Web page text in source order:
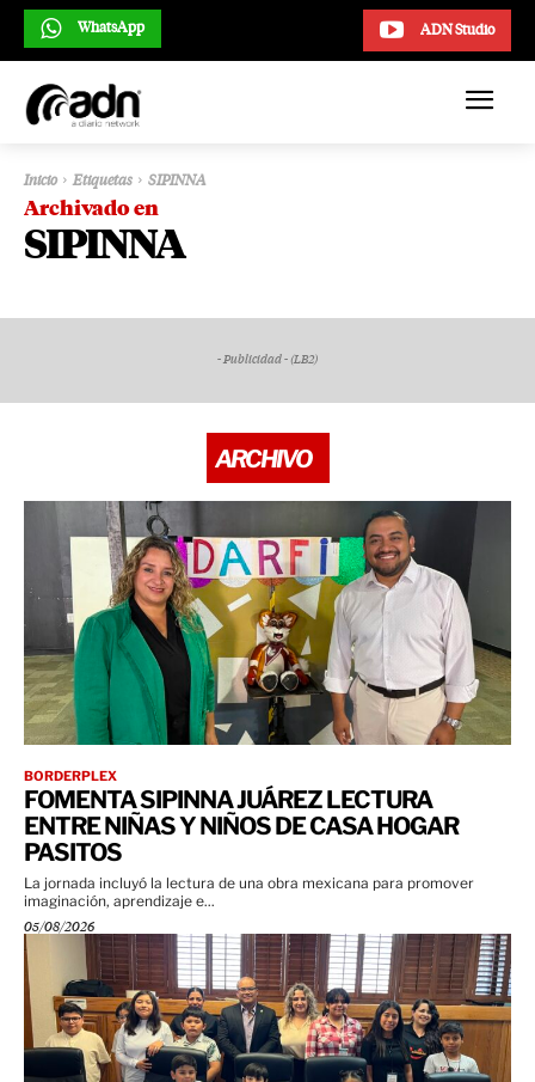
ADN Studio
WhatsApp
Inicio Etiquetas SIPINNA
Archivado en
SIPINNA
- Publicidad - (LB2)
ARCHIVO
BORDERPLEX
FOMENTA SIPINNA JUÁREZ LECTURA
ENTRE NIÑAS Y NIÑOS DE CASA HOGAR
PASITOS
La jornada incluyó la lectura de una obra mexicana para promover
imaginación, aprendizaje e...
05/08/2026